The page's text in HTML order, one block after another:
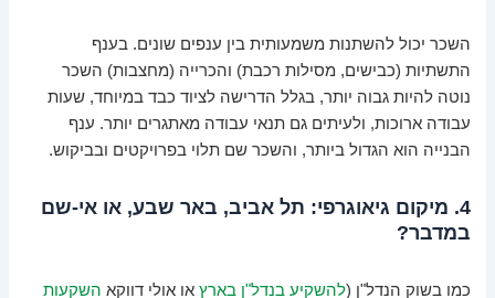
השכר יכול להשתנות משמעותית בין ענפים שונים. בענף
התשתיות (כבישים, מסילות רכבת) והכרייה (מחצבות) השכר
נוטה להיות גבוה יותר, בגלל הדרישה לציוד כבד במיוחד, שעות
עבודה ארוכות, ולעיתים גם תנאי עבודה מאתגרים יותר. ענף
הבנייה הוא הגדול ביותר, והשכר שם תלוי בפרויקטים ובביקוש.
4. מיקום גיאוגרפי: תל אביב, באר שבע, או אי-שם
במדבר?
כמו בשוק הנדל"ן (להשקיע בנדל"ן בארץ או אולי דווקא השקעות